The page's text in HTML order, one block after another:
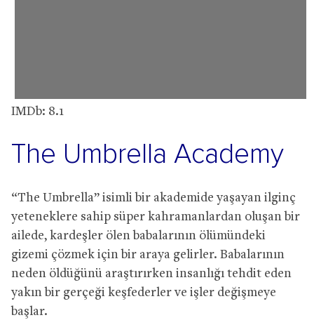
IMDb: 8.1
The Umbrella Academy
“The Umbrella” isimli bir akademide yaşayan ilginç
yeteneklere sahip süper kahramanlardan oluşan bir
ailede, kardeşler ölen babalarının ölümündeki
gizemi çözmek için bir araya gelirler. Babalarının
neden öldüğünü araştırırken insanlığı tehdit eden
yakın bir gerçeği keşfederler ve işler değişmeye
başlar.